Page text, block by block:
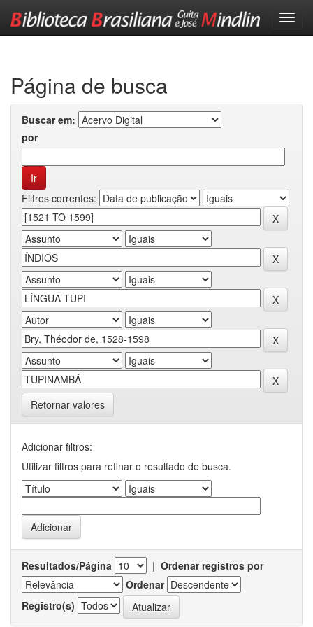
Página de busca
Buscar em:
por
Filtros correntes:
Retornar valores
Adicionar filtros:
Utilizar filtros para refinar o resultado de busca.
Resultados/Página | Ordenar registros por
Ordenar
Registro(s)